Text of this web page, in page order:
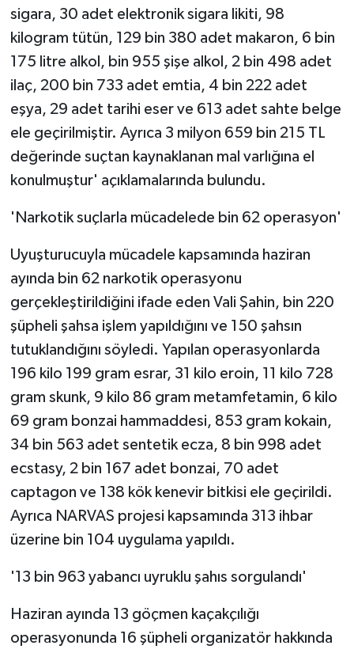
sigara, 30 adet elektronik sigara likiti, 98
kilogram tütün, 129 bin 380 adet makaron, 6 bin
175 litre alkol, bin 955 şişe alkol, 2 bin 498 adet
ilaç, 200 bin 733 adet emtia, 4 bin 222 adet
eşya, 29 adet tarihi eser ve 613 adet sahte belge
ele geçirilmiştir. Ayrıca 3 milyon 659 bin 215 TL
değerinde suçtan kaynaklanan mal varlığına el
konulmuştur' açıklamalarında bulundu.
'Narkotik suçlarla mücadelede bin 62 operasyon'
Uyuşturucuyla mücadele kapsamında haziran
ayında bin 62 narkotik operasyonu
gerçekleştirildiğini ifade eden Vali Şahin, bin 220
şüpheli şahsa işlem yapıldığını ve 150 şahsın
tutuklandığını söyledi. Yapılan operasyonlarda
196 kilo 199 gram esrar, 31 kilo eroin, 11 kilo 728
gram skunk, 9 kilo 86 gram metamfetamin, 6 kilo
69 gram bonzai hammaddesi, 853 gram kokain,
34 bin 563 adet sentetik ecza, 8 bin 998 adet
ecstasy, 2 bin 167 adet bonzai, 70 adet
captagon ve 138 kök kenevir bitkisi ele geçirildi.
Ayrıca NARVAS projesi kapsamında 313 ihbar
üzerine bin 104 uygulama yapıldı.
'13 bin 963 yabancı uyruklu şahıs sorgulandı'
Haziran ayında 13 göçmen kaçakçılığı
operasyonunda 16 şüpheli organizatör hakkında